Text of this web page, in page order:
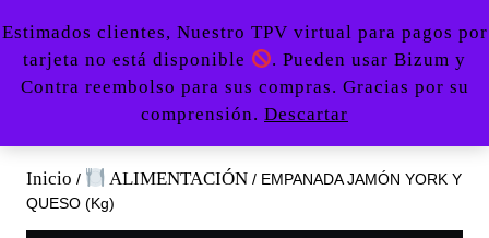
Estimados clientes, Nuestro TPV virtual para pagos por
tarjeta no está disponible
. Pueden usar Bizum y
Contra reembolso para sus compras. Gracias por su
comprensión. Descartar
al
contenido
de
Acceder
Registro
carrito
la
compra
670479107
Inicio / ALIMENTACIÓN / EMPANADA JAMÓN YORK Y
QUESO (Kg)